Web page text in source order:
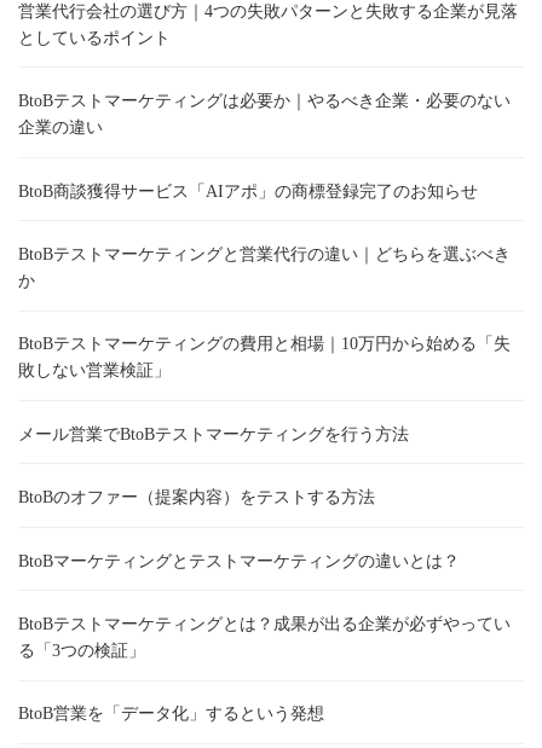
営業代行会社の選び方｜4つの失敗パターンと失敗する企業が見落
としているポイント
BtoBテストマーケティングは必要か｜やるべき企業・必要のない
企業の違い
BtoB商談獲得サービス「AIアポ」の商標登録完了のお知らせ
BtoBテストマーケティングと営業代行の違い｜どちらを選ぶべき
か
BtoBテストマーケティングの費用と相場｜10万円から始める「失
敗しない営業検証」
メール営業でBtoBテストマーケティングを行う方法
BtoBのオファー（提案内容）をテストする方法
BtoBマーケティングとテストマーケティングの違いとは？
BtoBテストマーケティングとは？成果が出る企業が必ずやってい
る「3つの検証」
BtoB営業を「データ化」するという発想